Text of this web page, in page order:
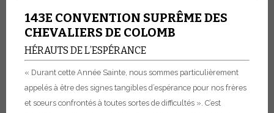
143E CONVENTION SUPRÊME DES
CHEVALIERS DE COLOMB
HÉRAUTS DE L’ESPÉRANCE
« Durant cette Année Sainte, nous sommes particulièrement
appelés à être des signes tangibles d’espérance pour nos frères
et sœurs confrontés à toutes sortes de difficultés ». C’est